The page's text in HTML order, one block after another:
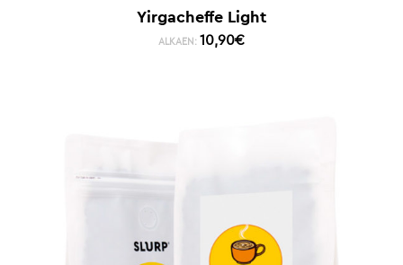
Yirgacheffe Light
ALKAEN: 10,90€